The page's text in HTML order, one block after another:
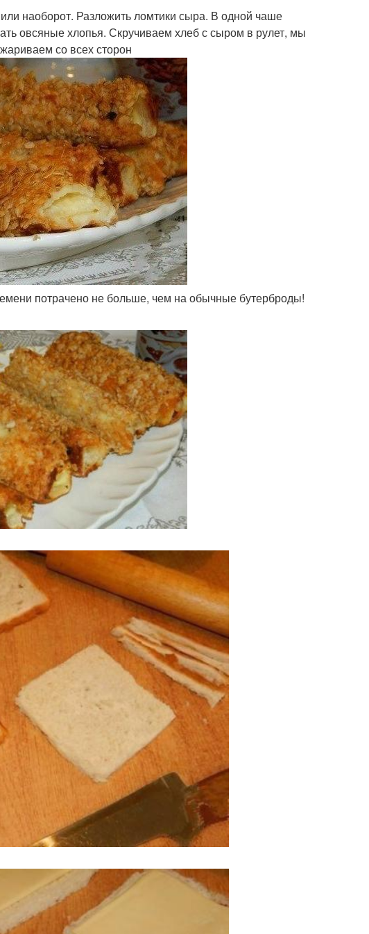
наоборот. Разложить ломтики сыра. В одной чаше
овсяные хлопья. Скручиваем хлеб с сыром в рулет, мы
со всех сторон
потрачено не больше, чем на обычные бутерброды!